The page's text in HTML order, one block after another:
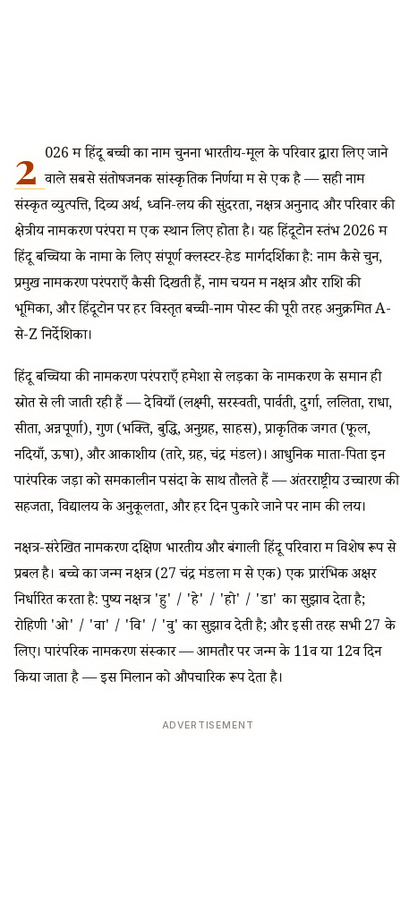
2 026 में हिंदू बच्ची का नाम चुनना भारतीय-मूल के परिवार द्वारा लिए जाने
वाले सबसे संतोषजनक सांस्कृतिक निर्णयों में से एक है — सही नाम
संस्कृत व्युत्पत्ति, दिव्य अर्थ, ध्वनि-लय की सुंदरता, नक्षत्र अनुनाद और परिवार की
क्षेत्रीय नामकरण परंपरा में एक स्थान लिए होता है। यह हिंदूटोन स्तंभ 2026 में
हिंदू बच्चियों के नामों के लिए संपूर्ण क्लस्टर-हेड मार्गदर्शिका है: नाम कैसे चुनें,
प्रमुख नामकरण परंपराएँ कैसी दिखती हैं, नाम चयन में नक्षत्र और राशि की
भूमिका, और हिंदूटोन पर हर विस्तृत बच्ची-नाम पोस्ट की पूरी तरह अनुक्रमित A-
से-Z निर्देशिका।
हिंदू बच्चियों की नामकरण परंपराएँ हमेशा से लड़कों के नामकरण के समान ही
स्रोत से ली जाती रही हैं — देवियाँ (लक्ष्मी, सरस्वती, पार्वती, दुर्गा, ललिता, राधा,
सीता, अन्नपूर्णा), गुण (भक्ति, बुद्धि, अनुग्रह, साहस), प्राकृतिक जगत (फूल,
नदियाँ, ऊषा), और आकाशीय (तारे, ग्रह, चंद्र मंडल)। आधुनिक माता-पिता इन
पारंपरिक जड़ों को समकालीन पसंदों के साथ तौलते हैं — अंतरराष्ट्रीय उच्चारण की
सहजता, विद्यालय के अनुकूलता, और हर दिन पुकारे जाने पर नाम की लय।
नक्षत्र-संरेखित नामकरण दक्षिण भारतीय और बंगाली हिंदू परिवारों में विशेष रूप से
प्रबल है। बच्चे का जन्म नक्षत्र (27 चंद्र मंडलों में से एक) एक प्रारंभिक अक्षर
निर्धारित करता है: पुष्य नक्षत्र 'हु' / 'हे' / 'हो' / 'डा' का सुझाव देता है;
रोहिणी 'ओ' / 'वा' / 'वि' / 'वु' का सुझाव देती है; और इसी तरह सभी 27 के
लिए। पारंपरिक नामकरण संस्कार — आमतौर पर जन्म के 11वें या 12वें दिन
किया जाता है — इस मिलान को औपचारिक रूप देता है।
ADVERTISEMENT